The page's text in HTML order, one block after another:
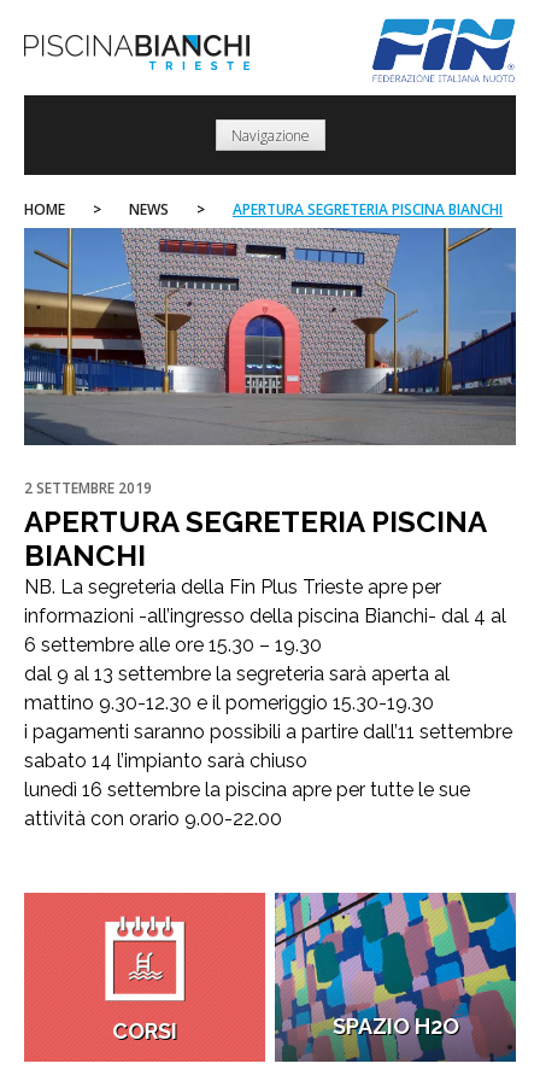
to
Navigazione
HOME > NEWS > APERTURA SEGRETERIA PISCINA BIANCHI
2 SETTEMBRE 2019
APERTURA SEGRETERIA PISCINA
BIANCHI
NB. La segreteria della Fin Plus Trieste apre per
informazioni -all’ingresso della piscina Bianchi- dal 4 al
6 settembre alle ore 15.30 – 19.30
dal 9 al 13 settembre la segreteria sarà aperta al
mattino 9.30-12.30 e il pomeriggio 15.30-19.30
i pagamenti saranno possibili a partire dall’11 settembre
sabato 14 l’impianto sarà chiuso
lunedì 16 settembre la piscina apre per tutte le sue
attività con orario 9.00-22.00
CORSI SPAZIO H2O